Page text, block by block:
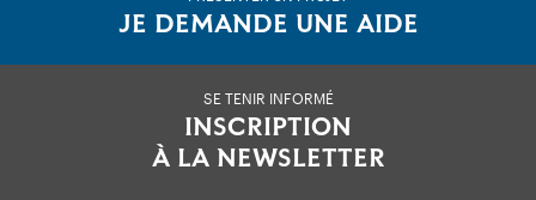
JE DEMANDE UNE AIDE
SE TENIR INFORMÉ
INSCRIPTION
À LA NEWSLETTER